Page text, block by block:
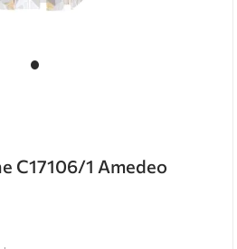
C17106/1 Amedeo